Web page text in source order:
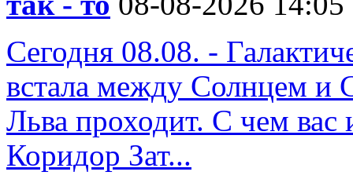
Сегодня 08.08. -
встала между Солнцем и
Льва проходит. С чем вас
Коридор Зат...